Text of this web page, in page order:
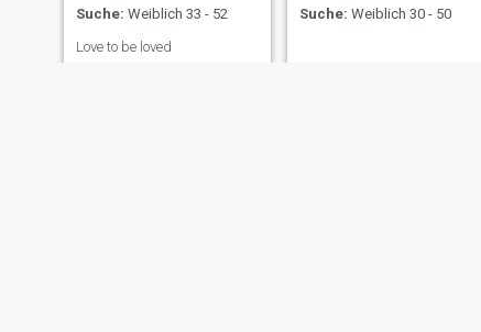
Suche: Weiblich 33 - 52
Love to be loved
Suche: Weiblich 30 - 50